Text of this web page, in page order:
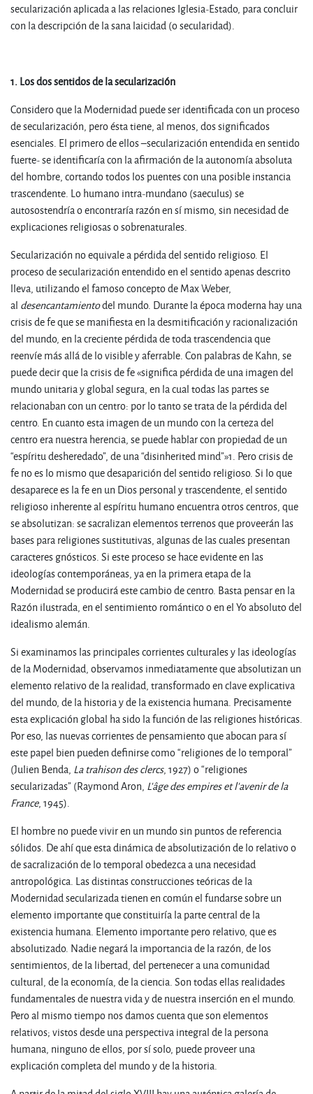
secularización aplicada a las relaciones Iglesia-Estado, para concluir
con la descripción de la sana laicidad (o secularidad).
1. Los dos sentidos de la secularización
Considero que la Modernidad puede ser identificada con un proceso
de secularización, pero ésta tiene, al menos, dos significados
esenciales. El primero de ellos –secularización entendida en sentido
fuerte- se identificaría con la afirmación de la autonomía absoluta
del hombre, cortando todos los puentes con una posible instancia
trascendente. Lo humano intra-mundano (saeculus) se
autosostendría o encontraría razón en sí mismo, sin necesidad de
explicaciones religiosas o sobrenaturales.
Secularización no equivale a pérdida del sentido religioso. El
proceso de secularización entendido en el sentido apenas descrito
lleva, utilizando el famoso concepto de Max Weber,
al desencantamientodel mundo. Durante la época moderna hay una
crisis de fe que se manifiesta en la desmitificación y racionalización
del mundo, en la creciente pérdida de toda trascendencia que
reenvíe más allá de lo visible y aferrable. Con palabras de Kahn, se
puede decir que la crisis de fe «significa pérdida de una imagen del
mundo unitaria y global segura, en la cual todas las partes se
relacionaban con un centro: por lo tanto se trata de la pérdida del
centro. En cuanto esta imagen de un mundo con la certeza del
centro era nuestra herencia, se puede hablar con propiedad de un
“espíritu desheredado”, de una “disinherited mind”»1. Pero crisis de
fe no es lo mismo que desaparición del sentido religioso. Si lo que
desaparece es la fe en un Dios personal y trascendente, el sentido
religioso inherente al espíritu humano encuentra otros centros, que
se absolutizan: se sacralizan elementos terrenos que proveerán las
bases para religiones sustitutivas, algunas de las cuales presentan
caracteres gnósticos. Si este proceso se hace evidente en las
ideologías contemporáneas, ya en la primera etapa de la
Modernidad se producirá este cambio de centro. Basta pensar en la
Razón ilustrada, en el sentimiento romántico o en el Yo absoluto del
idealismo alemán.
Si examinamos las principales corrientes culturales y las ideologías
de la Modernidad, observamos inmediatamente que absolutizan un
elemento relativo de la realidad, transformado en clave explicativa
del mundo, de la historia y de la existencia humana. Precisamente
esta explicación global ha sido la función de las religiones históricas.
Por eso, las nuevas corrientes de pensamiento que abocan para sí
este papel bien pueden definirse como “religiones de lo temporal”
(Julien Benda, La trahison des clercs, 1927) o “religiones
secularizadas” (Raymond Aron, L'âge des empires et l'avenir de la
France, 1945).
El hombre no puede vivir en un mundo sin puntos de referencia
sólidos. De ahí que esta dinámica de absolutización de lo relativo o
de sacralización de lo temporal obedezca a una necesidad
antropológica. Las distintas construcciones teóricas de la
Modernidad secularizada tienen en común el fundarse sobre un
elemento importante que constituiría la parte central de la
existencia humana. Elemento importante pero relativo, que es
absolutizado. Nadie negará la importancia de la razón, de los
sentimientos, de la libertad, del pertenecer a una comunidad
cultural, de la economía, de la ciencia. Son todas ellas realidades
fundamentales de nuestra vida y de nuestra inserción en el mundo.
Pero al mismo tiempo nos damos cuenta que son elementos
relativos; vistos desde una perspectiva integral de la persona
humana, ninguno de ellos, por sí solo, puede proveer una
explicación completa del mundo y de la historia.